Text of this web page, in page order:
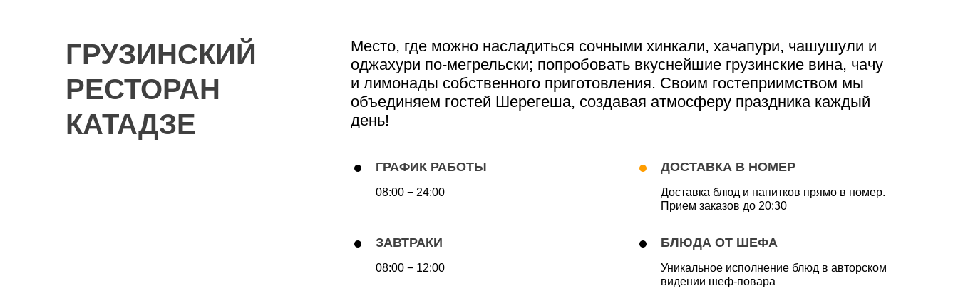
ГРУЗИНСКИЙ
РЕСТОРАН
КАТАДЗЕ
Место, где можно насладиться сочными хинкали, хачапури, чашушули и
оджахури по-мегрельски; попробовать вкуснейшие грузинские вина, чачу
и лимонады собственного приготовления. Своим гостеприимством мы
объединяем гостей Шерегеша, создавая атмосферу праздника каждый
день!
ГРАФИК РАБОТЫ
08:00 − 24:00
ДОСТАВКА В НОМЕР
Доставка блюд и напитков прямо в номер.
Прием заказов до 20:30
ЗАВТРАКИ
08:00 − 12:00
БЛЮДА ОТ ШЕФА
Уникальное исполнение блюд в авторском
видении шеф-повара